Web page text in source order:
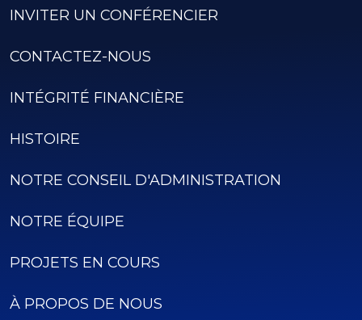
INVITER UN CONFÉRENCIER
CONTACTEZ-NOUS
INTÉGRITÉ FINANCIÈRE
HISTOIRE
NOTRE CONSEIL D'ADMINISTRATION
NOTRE ÉQUIPE
PROJETS EN COURS
À PROPOS DE NOUS